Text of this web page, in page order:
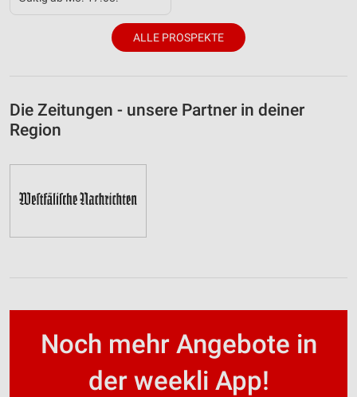
ALLE PROSPEKTE
Die Zeitungen - unsere Partner in deiner
Region
Noch mehr Angebote in
der weekli App!